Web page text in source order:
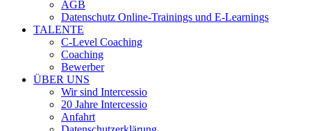
AGB
Datenschutz Online-Trainings und E-Learnings
TALENTE
C-Level Coaching
Coaching
Bewerber
ÜBER UNS
Wir sind Intercessio
20 Jahre Intercessio
Anfahrt